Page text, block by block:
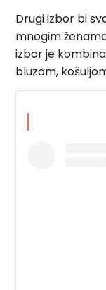
Drugi izbor bi
mnogim
izbor je
bluzom,